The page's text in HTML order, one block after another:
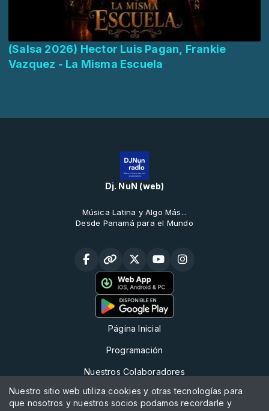
(Salsa 2026) Hector Luis Pagan, Frankie
Vazquez - La Misma Escuela
Dj. NuN (web)
Música Latina y Algo Más...
Desde Panamá para el Mundo
Página Inicial
Programación
Nuestros Colaboradores
Noticias y Bloqs
Nuestro sitio web utiliza cookies y otras tecnologías para
que nosotros y nuestros socios podamos recordarle y